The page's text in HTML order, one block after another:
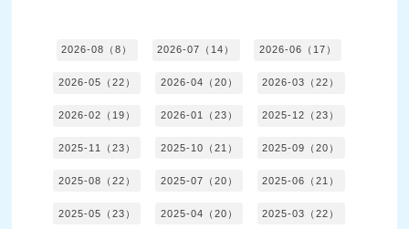
2026-08（8） 2026-07（14） 2026-06（17）
2026-05（22） 2026-04（20） 2026-03（22）
2026-02（19） 2026-01（23） 2025-12（23）
2025-11（23） 2025-10（21） 2025-09（20）
2025-08（22） 2025-07（20） 2025-06（21）
2025-05（23） 2025-04（20） 2025-03（22）